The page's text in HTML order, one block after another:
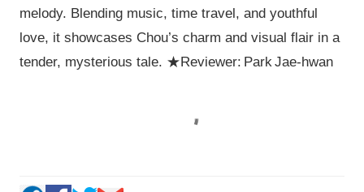
melody. Blending music, time travel, and youthful
love, it showcases Chou’s charm and visual flair in a
tender, mysterious tale. ★Reviewer: Park Jae‑hwan